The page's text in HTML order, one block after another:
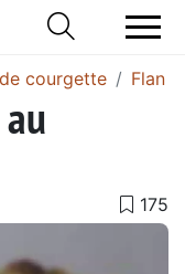
courgette Flan